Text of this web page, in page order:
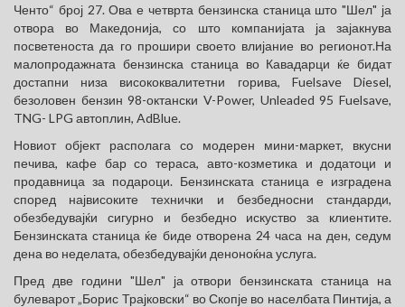
Ченто“ број 27. Ова е четврта бензинска станица што "Шел" ја
отвора во Македонија, со што компанијата ја зајакнува
посветеноста да го прошири своето влијание во регионот.На
малопродажната бензинска станица во Кавадарци ќе бидат
достапни низа висококвалитетни горива, Fuelsave Diesel,
безоловен бензин 98-октански V-Power, Unleaded 95 Fuelsave,
TNG- LPG автоплин, AdBlue.
Новиот објект располага со модерен мини-маркет, вкусни
печива, кафе бар со тераса, авто-козметика и додатоци и
продавница за подароци. Бензинската станица е изградена
според највисоките технички и безбедносни стандарди,
обезбедувајќи сигурно и безбедно искуство за клиентите.
Бензинската станица ќе биде отворена 24 часа на ден, седум
дена во неделата, обезбедувајќи деноноќна услуга.
Пред две години "Шел" ја отвори бензинската станица на
булеварот „Борис Трајковски“ во Скопје во населбата Пинтија, а